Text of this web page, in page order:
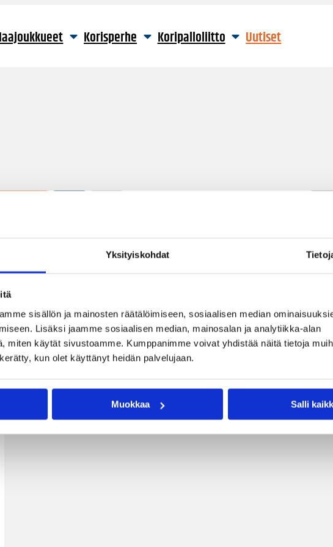
Yksityiskohdat
sisällön ja mainosten räätälöimiseen, sosiaalisen median
Lisäksi jaamme sosiaalisen median, mainosalan ja analytiikka-alan
miten käytät sivustoamme. Kumppanimme voivat yhdistää näitä tietoja
kun olet käyttänyt heidän palvelujaan.
Muokkaa Salli
Korisperhe Koripalloliitto Uutiset